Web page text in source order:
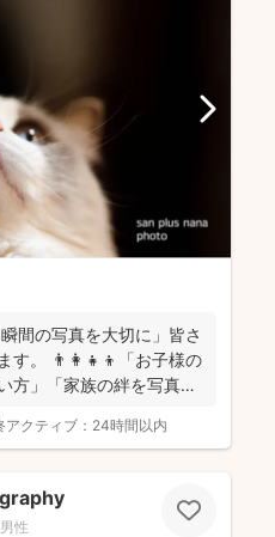
間の写真を大切に」皆さ
す。 👨‍👩‍👧‍👦「お子様の
方」「家族の絆を写真に
アクティブ： 24時間以内
男性